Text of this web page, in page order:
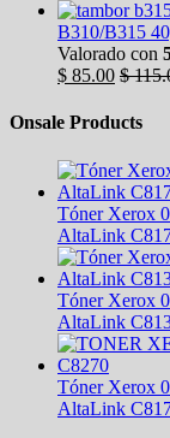
B310/B315
Valorado con
$ 85.00 $
Onsale Products
Tóner Xerox
AltaLink
Tóner Xerox
AltaLink
Tóner Xerox
AltaLink